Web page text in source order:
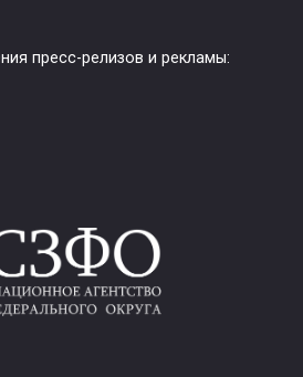
пресс-релизов и рекламы: